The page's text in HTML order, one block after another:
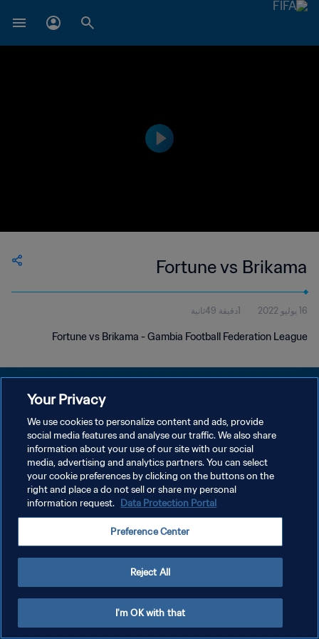
Fortune vs Brikama
16 يوليو 2022 1دقيقة 49ثانية
Fortune vs Brikama - Gambia Football Federation League
سياسة الخصوصية
إدارة تفضيلات ملفات تعريف الارتباط
Your Privacy
We use cookies to personalize content and ads, provide
social media features and analyse our traffic. We also share
information about your use of our site with our social
media, advertising and analytics partners. You can select
your cookie preferences by clicking on the buttons on the
right and place a do not sell or share my personal
information request. Data Protection Portal
Preference Center
Reject All
I'm OK with that